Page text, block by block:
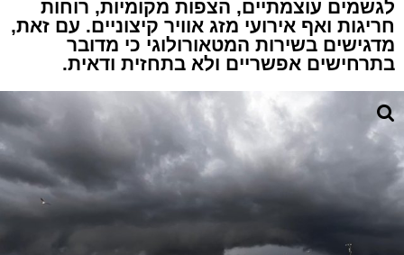
לגשמים עוצמתיים, הצפות מקומיות, רוחות
חריגות ואף אירועי מזג אוויר קיצוניים. עם זאת,
מדגישים בשירות המטאורולוגי כי מדובר
בתרחישים אפשריים ולא בתחזית ודאית.